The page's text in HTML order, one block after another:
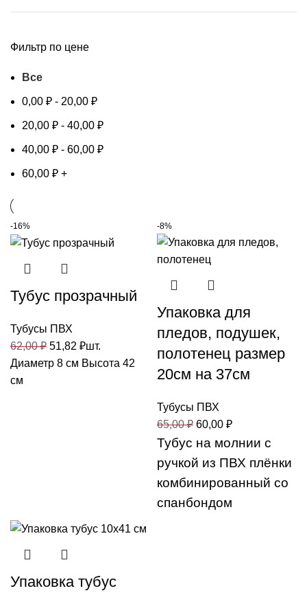
Фильтр по цене
Все
0,00 ₽ - 20,00 ₽
20,00 ₽ - 40,00 ₽
40,00 ₽ - 60,00 ₽
60,00 ₽ +
-16%
Тубус прозрачный
Тубусы ПВХ
62,00₽ 51,82 ₽шт.
Диаметр 8 см Высота 42
см
-8%
Упаковка для
пледов, подушек,
полотенец размер
20см на 37см
Тубусы ПВХ
65,00₽ 60,00 ₽
Тубус на молнии с
ручкой из ПВХ плёнки
комбинированный со
спанбондом
Упаковка тубус